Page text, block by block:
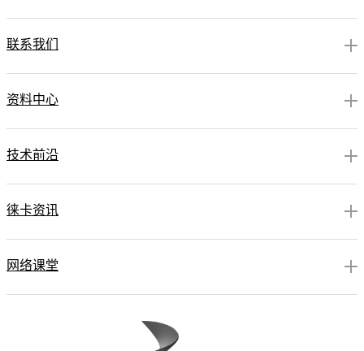
联系我们
资料中心
技术前沿
徕卡资讯
网络课堂